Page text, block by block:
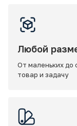
Любой
От маленьких до
товар и задачу